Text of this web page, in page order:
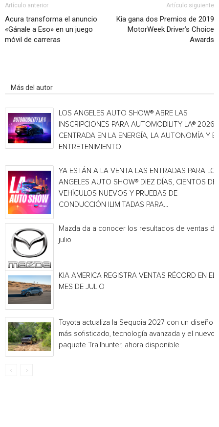
Artículo anterior
Acura transforma el anuncio
«Gánale a Eso» en un juego
móvil de carreras
Artículo siguiente
Kia gana dos Premios de 2019
MotorWeek Driver’s Choice
Awards
Más del autor
LOS ANGELES AUTO SHOW® ABRE LAS
INSCRIPCIONES PARA AUTOMOBILITY LA® 2026,
CENTRADA EN LA ENERGÍA, LA AUTONOMÍA Y EL
ENTRETENIMIENTO
YA ESTÁN A LA VENTA LAS ENTRADAS PARA
ANGELES AUTO SHOW® DIEZ DÍAS, CIENTOS DE
VEHÍCULOS NUEVOS Y PRUEBAS DE
CONDUCCIÓN ILIMITADAS PARA...
Mazda da a conocer los resultados de ventas de
julio
KIA AMERICA REGISTRA VENTAS RÉCORD EN EL
MES DE JULIO
Toyota actualiza la Sequoia 2027 con un diseño
más sofisticado, tecnología avanzada y el nuevo
paquete Trailhunter, ahora disponible